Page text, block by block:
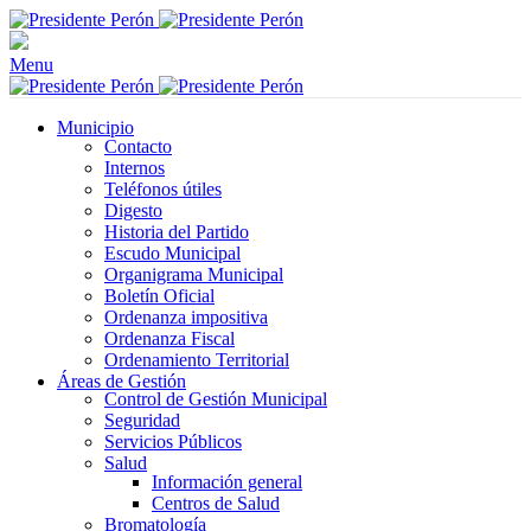
Menu
Municipio
Contacto
Internos
Teléfonos útiles
Digesto
Historia del Partido
Escudo Municipal
Organigrama Municipal
Boletín Oficial
Ordenanza impositiva
Ordenanza Fiscal
Ordenamiento Territorial
Áreas de Gestión
Control de Gestión Municipal
Seguridad
Servicios Públicos
Salud
Información general
Centros de Salud
Bromatología